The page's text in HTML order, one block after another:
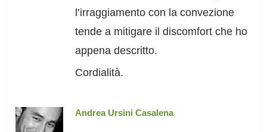
l’irraggiamento con la convezione
tende a mitigare il discomfort che ho
appena descritto.
Cordialità.
Andrea Ursini Casalena